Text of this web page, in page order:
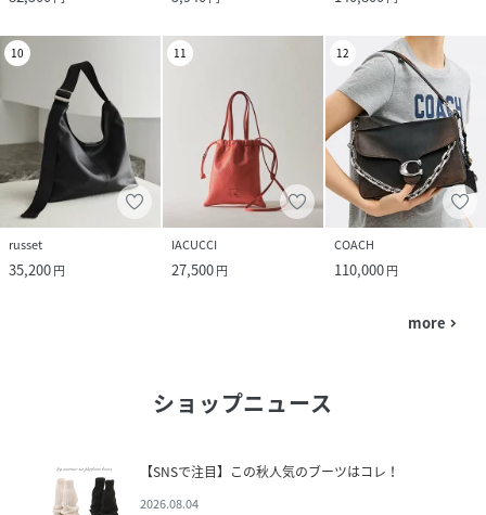
10
russet
35,200円
11
IACUCCI
27,500円
12
COACH
110,000円
more navigate_next
ショップニュース
【SNSで注目】この秋人気のブーツはコレ！
2026.08.04